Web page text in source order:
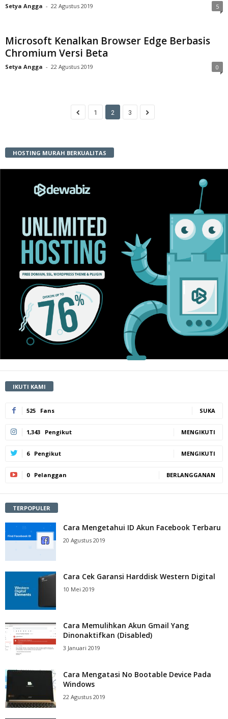
Setya Angga - 22 Agustus 2019 5
Microsoft Kenalkan Browser Edge Berbasis
Chromium Versi Beta
Setya Angga - 22 Agustus 2019 0
1 2 3
HOSTING MURAH BERKUALITAS
IKUTI KAMI
525 Fans SUKA
1,343 Pengikut MENGIKUTI
6 Pengikut MENGIKUTI
0 Pelanggan BERLANGGANAN
TERPOPULER
Cara Mengetahui ID Akun Facebook Terbaru
20 Agustus 2019
Cara Cek Garansi Harddisk Western Digital
10 Mei 2019
Cara Memulihkan Akun Gmail Yang
Dinonaktifkan (Disabled)
3 Januari 2019
Cara Mengatasi No Bootable Device Pada
Windows
22 Agustus 2019